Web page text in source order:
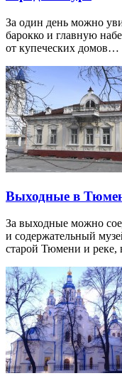
За один день можно
барокко и главную
от купеческих домов…
Выходные в
За выходные можно
и содержательный
старой Тюмени и